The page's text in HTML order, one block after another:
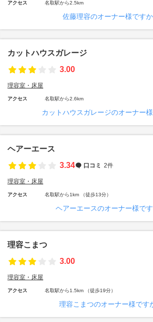
アクセス 名取駅から2.5km
佐藤理容のオーナー様ですか
カットハウスガレージ
3.00
理容室・床屋
アクセス 名取駅から2.6km
カットハウスガレージのオーナー
ヘアーエース
3.34
口コミ 2件
理容室・床屋
アクセス 名取駅から1km （徒歩13分）
ヘアーエースのオーナー様で
理容こまつ
3.00
理容室・床屋
アクセス 名取駅から1.5km （徒歩19分）
理容こまつのオーナー様です